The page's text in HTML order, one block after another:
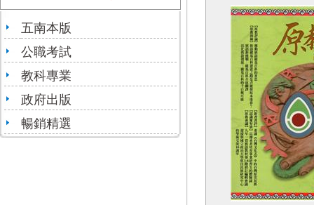
五南本版
公職考試
教科專業
政府出版
暢銷精選